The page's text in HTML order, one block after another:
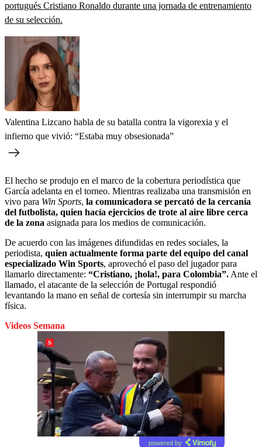
portugués Cristiano Ronaldo durante una jornada de entrenamiento
de su selección.
Valentina Lizcano habla de su batalla contra la vigorexia y el
infierno que vivió: “Estaba muy obsesionada”
El hecho se produjo en el marco de la cobertura periodística que
García adelanta en el torneo. Mientras realizaba una transmisión en
vivo para Win Sports, la comunicadora se percató de la cercanía
del futbolista, quien hacía ejercicios de trote al aire libre cerca
de la zona asignada para los medios de comunicación.
De acuerdo con las imágenes difundidas en redes sociales, la
periodista, quien actualmente forma parte del equipo del canal
especializado Win Sports, aprovechó el paso del jugador para
llamarlo directamente: “Cristiano, ¡hola!, para Colombia”.Ante el
llamado, el atacante de la selección de Portugal respondió
levantando la mano en señal de cortesía sin interrumpir su marcha
física.
Videos Semana
powered by